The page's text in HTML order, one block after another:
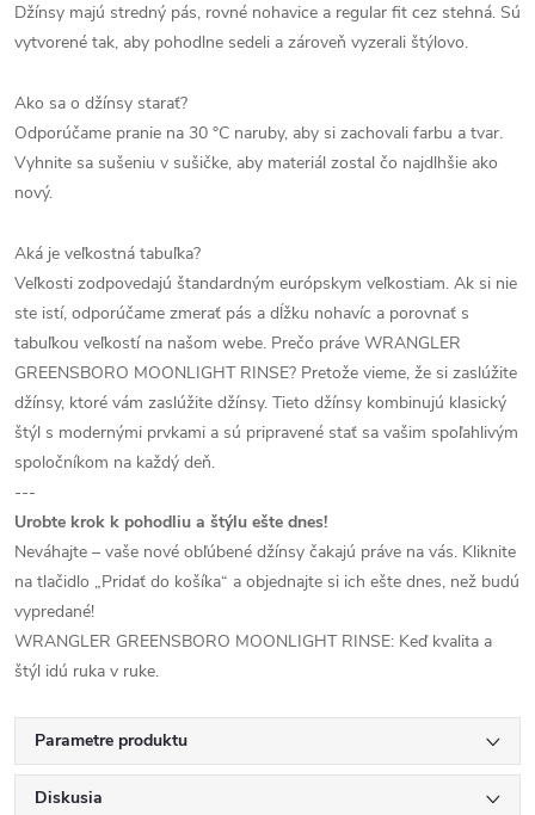
Džínsy majú stredný pás, rovné nohavice a regular fit cez stehná. Sú
vytvorené tak, aby pohodlne sedeli a zároveň vyzerali štýlovo.
Ako sa o džínsy starať?
Odporúčame pranie na 30 °C naruby, aby si zachovali farbu a tvar.
Vyhnite sa sušeniu v sušičke, aby materiál zostal čo najdlhšie ako
nový.
Aká je veľkostná tabuľka?
Veľkosti zodpovedajú štandardným európskym veľkostiam. Ak si nie
ste istí, odporúčame zmerať pás a dĺžku nohavíc a porovnať s
tabuľkou veľkostí na našom webe. Prečo práve WRANGLER
GREENSBORO MOONLIGHT RINSE? Pretože vieme, že si zaslúžite
džínsy, ktoré vám zaslúžite džínsy. Tieto džínsy kombinujú klasický
štýl s modernými prvkami a sú pripravené stať sa vašim spoľahlivým
spoločníkom na každý deň.
---
Urobte krok k pohodliu a štýlu ešte dnes!
Neváhajte – vaše nové obľúbené džínsy čakajú práve na vás. Kliknite
na tlačidlo „Pridať do košíka“ a objednajte si ich ešte dnes, než budú
vypredané!
WRANGLER GREENSBORO MOONLIGHT RINSE: Keď kvalita a
štýl idú ruka v ruke.
Parametre produktu
Diskusia